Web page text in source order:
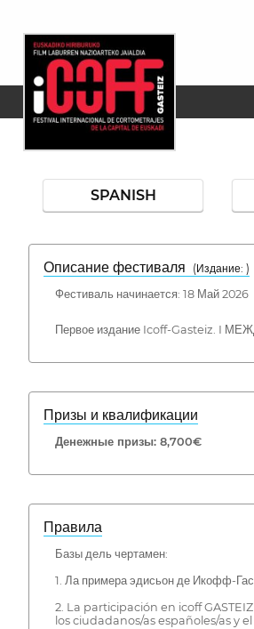
SPANISH
Описание фестиваля
( Издание: )
Фестиваль начинается: 18 Май
Первое издание Icoff-Gasteiz. I
Призы и квалификации
Денежные призы: 8,700€
Правила
Базы дель чертамен:
1. Ла примера эдисьон де Икофф-
2. La participación en icoff
los ciudadanos/as españoles/as y